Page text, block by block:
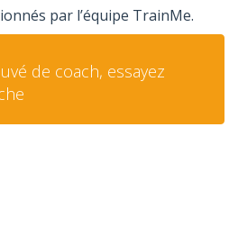
par l’équipe TrainMe.
de coach, essayez